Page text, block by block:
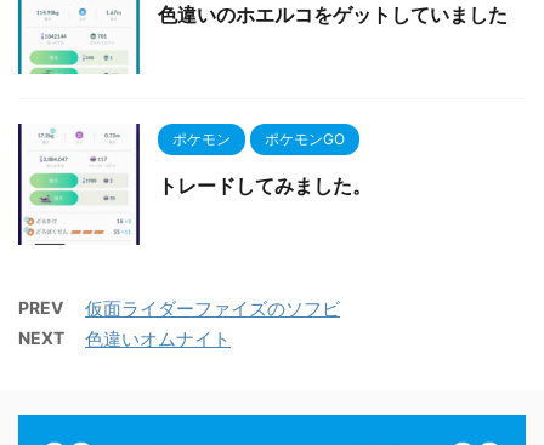
色違いのホエルコをゲットしていました
ポケモン ポケモンGO
トレードしてみました。
PREV 仮面ライダーファイズのソフビ
NEXT 色違いオムナイト